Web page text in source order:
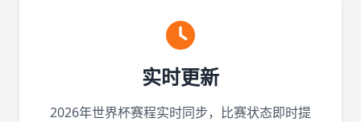
实时更新
2026年世界杯赛程实时同步，比赛状态即时提